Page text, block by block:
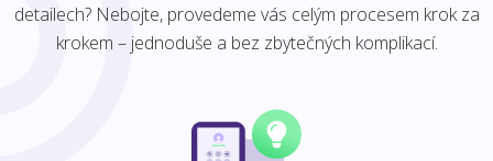
detailech? Nebojte, provedeme vás celým procesem krok za
krokem – jednoduše a bez zbytečných komplikací.